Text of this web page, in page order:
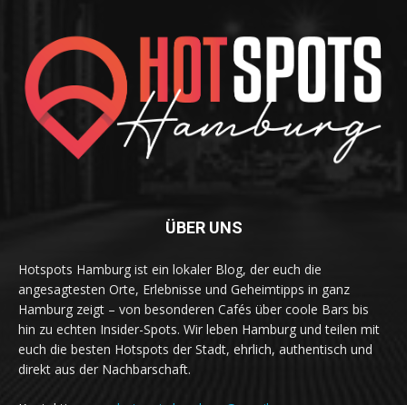
ÜBER UNS
Hotspots Hamburg ist ein lokaler Blog, der euch die
angesagtesten Orte, Erlebnisse und Geheimtipps in ganz
Hamburg zeigt – von besonderen Cafés über coole Bars bis
hin zu echten Insider-Spots. Wir leben Hamburg und teilen mit
euch die besten Hotspots der Stadt, ehrlich, authentisch und
direkt aus der Nachbarschaft.